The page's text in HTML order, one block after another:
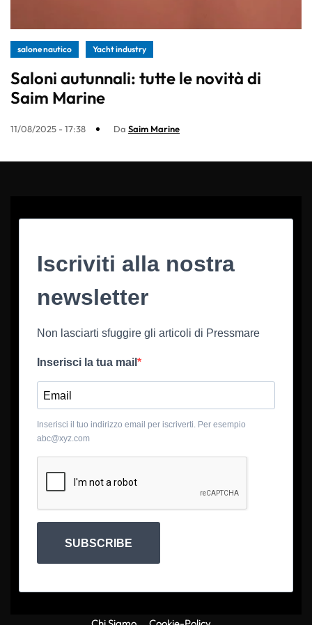
salone nautico Yacht industry
Saloni autunnali: tutte le novità di
Saim Marine
11/08/2025 - 17:38 Da Saim Marine
Iscriviti alla nostra
newsletter
Non lasciarti sfuggire gli articoli di Pressmare
Inserisci la tua mail
Inserisci il tuo indirizzo email per iscriverti. Per esempio
abc@xyz.com
SUBSCRIBE